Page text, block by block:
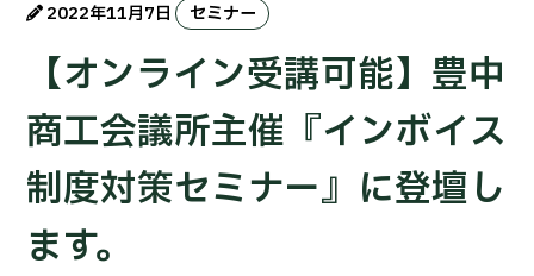
2022年11月7日 セミナー
【オンライン受講可能】豊中
商工会議所主催『インボイス
制度対策セミナー』に登壇し
ます。